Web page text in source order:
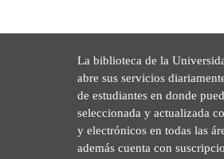
La biblioteca de la
abre sus servicios
de estudiantes en donde
seleccionada y actualizada
y electrónicos en todas las
además cuenta con